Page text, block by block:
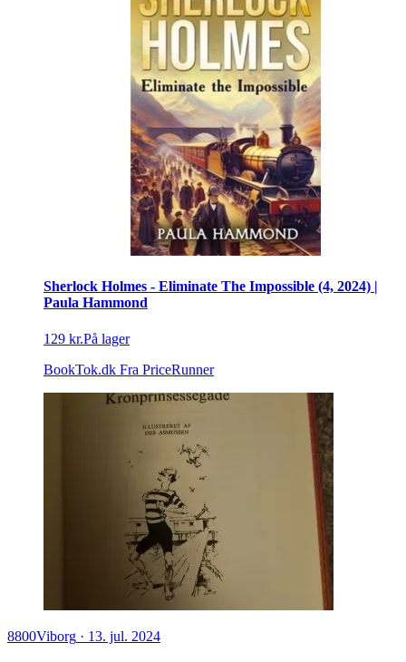
Sherlock Holmes - Eliminate The Impossible (4, 2024) |
Paula Hammond
129 kr.På lager
BookTok.dk Fra PriceRunner
8800Viborg · 13. jul. 2024